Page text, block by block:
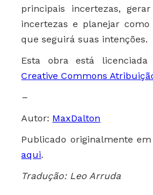
principais incertezas,
incertezas e planejar
que seguirá suas intenções.
Esta obra está
Creative Commons
–
Autor: MaxDalton
Publicado originalmente
aqui.
Tradução: Leo Arruda